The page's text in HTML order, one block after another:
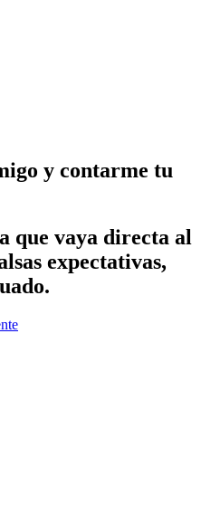
y contarme tu
que vaya directa al
expectativas,